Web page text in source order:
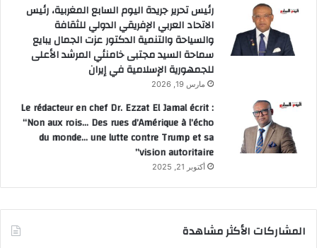
رئيس تحرير جريدة اليوم السابع المغربية، رئيس
الاتحاد العربي الإفريقي الدولي للثقافة
والسياحة والتنمية الدكتور عزت الجمال يبايع
سماحة السيد مجتبى خامنئي المرشد الأعلى
للجمهورية الإسلامية في إيران
مارس 19, 2026
Le rédacteur en chef Dr. Ezzat El Jamal écrit :
“Non aux rois… Des rues d’Amérique à l’écho
du monde… une lutte contre Trump et sa
vision autoritaire”
أكتوبر 21, 2025
المشاركات الأكثر مشاهدة